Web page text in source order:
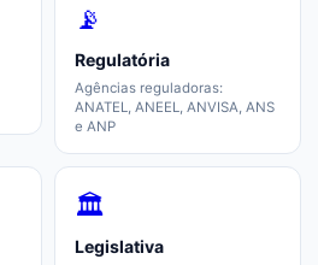
📡
Regulatória
Agências reguladoras:
ANATEL, ANEEL, ANVISA, ANS
e ANP
🏛️
Legislativa